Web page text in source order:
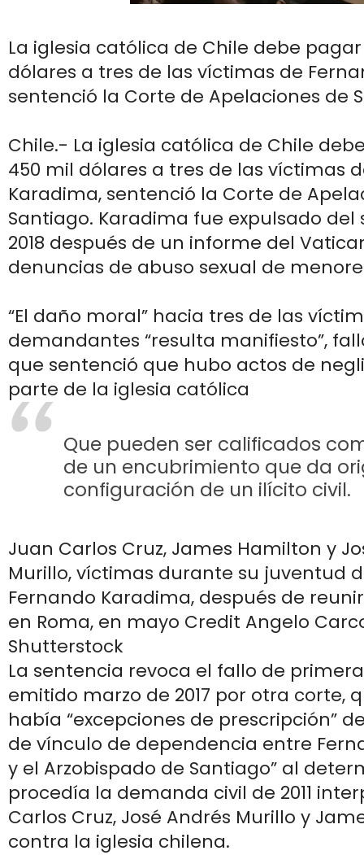
La iglesia católica de Chile debe
dólares a tres de las víctimas de
sentenció la Corte de Apelaciones de
Chile.- La iglesia católica de Chile
450 mil dólares a tres de las víctimas
Karadima, sentenció la Corte de
Santiago. Karadima fue expulsado del
2018 después de un informe del
denuncias de abuso sexual de
“El daño moral” hacia tres de las
demandantes “resulta manifiesto”,
que sentenció que hubo actos de
parte de la iglesia católica
Que pueden ser calificados
de un encubrimiento que da
configuración de un ilícito civil.
Juan Carlos Cruz, James Hamilton y
Murillo, víctimas durante su juventud
Fernando Karadima, después de
en Roma, en mayo Credit Angelo
Shutterstock
La sentencia revoca el fallo de
emitido marzo de 2017 por otra corte,
había “excepciones de prescripción”
de vínculo de dependencia entre
y el Arzobispado de Santiago” al
procedía la demanda civil de 2011
Carlos Cruz, José Andrés Murillo y
contra la iglesia chilena.